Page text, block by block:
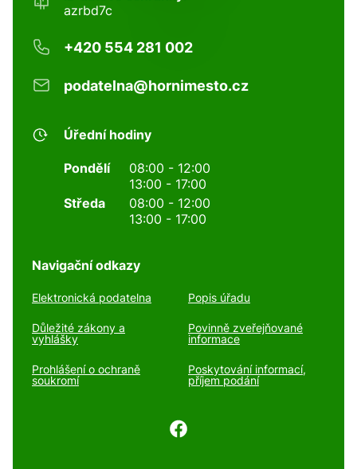
azrbd7c
+420 554 281 002
podatelna@hornimesto.cz
Úřední hodiny
Pondělí
08:00 - 12:00
13:00 - 17:00
Středa
08:00 - 12:00
13:00 - 17:00
Navigační odkazy
Elektronická podatelna Popis úřadu
Důležité zákony a
vyhlášky
Povinně zveřejňované
informace
Prohlášení o ochraně
soukromí
Poskytování informací,
příjem podání